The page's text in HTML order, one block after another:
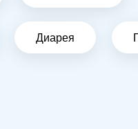
Диарея